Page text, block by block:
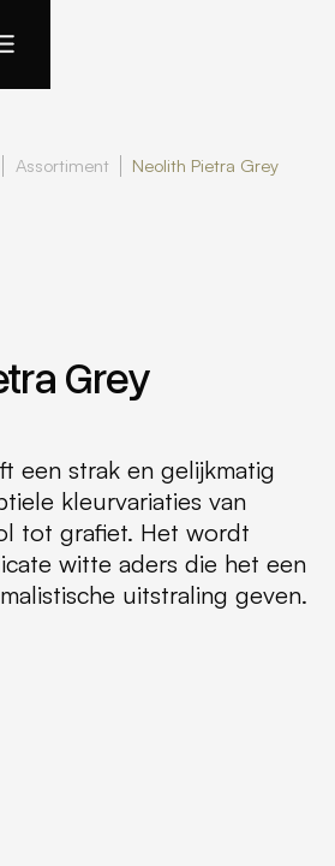
Assortiment Neolith Pietra Grey
Grey
een strak en gelijkmatig
kleurvariaties van
tot grafiet. Het wordt
witte aders die het een
uitstraling geven.